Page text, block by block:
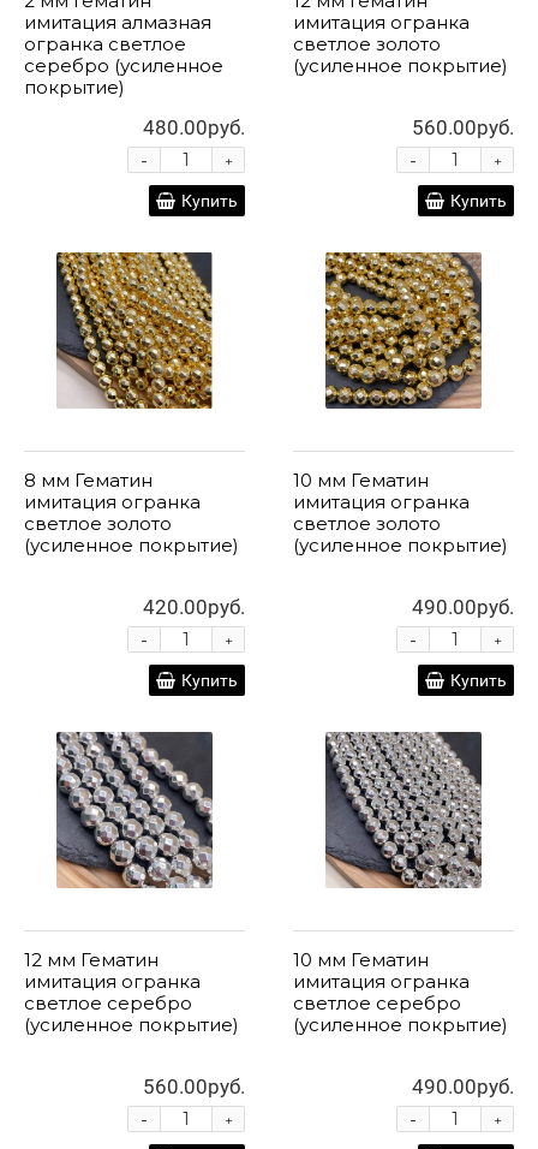
имитация алмазная
огранка светлое
серебро (усиленное
покрытие)
480.00руб.
+
-
Купить
имитация огранка
светлое золото
(усиленное покрытие)
560.00руб.
+
-
Купить
8 мм Гематин
имитация огранка
светлое золото
(усиленное покрытие)
420.00руб.
+
-
Купить
10 мм Гематин
имитация огранка
светлое золото
(усиленное покрытие)
490.00руб.
+
-
Купить
12 мм Гематин
имитация огранка
светлое серебро
(усиленное покрытие)
560.00руб.
+
-
10 мм Гематин
имитация огранка
светлое серебро
(усиленное покрытие)
490.00руб.
+
-